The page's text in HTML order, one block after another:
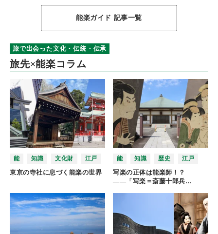
能楽ガイド 記事一覧
旅で出会った文化・伝統・伝承
旅先×能楽コラム
能 知識 文化財 江戸
東京の寺社に息づく能楽の世界
能 知識 歴史 江戸
写楽の正体は能楽師！？
――「写楽＝斎藤十郎兵…